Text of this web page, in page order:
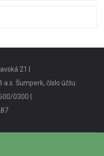
21 |
a.s. Šumperk, číslo účtu:
0300 |